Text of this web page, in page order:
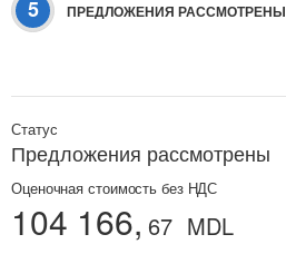
5 ПРЕДЛОЖЕНИЯ РАССМОТРЕНЫ
Статус
Предложения рассмотрены
Оценочная стоимость без НДС
104 166, 67 MDL